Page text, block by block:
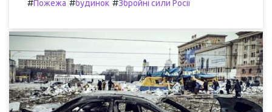
#Пожежа #будинок #Збройні сили Росії